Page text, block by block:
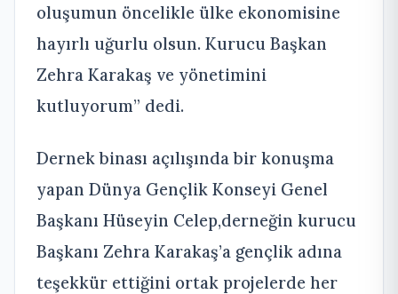
oluşumun öncelikle ülke ekonomisine
hayırlı uğurlu olsun. Kurucu Başkan
Zehra Karakaş ve yönetimini
kutluyorum” dedi.
Dernek binası açılışında bir konuşma
yapan Dünya Gençlik Konseyi Genel
Başkanı Hüseyin Celep,derneğin kurucu
Başkanı Zehra Karakaş’a gençlik adına
teşekkür ettiğini ortak projelerde her